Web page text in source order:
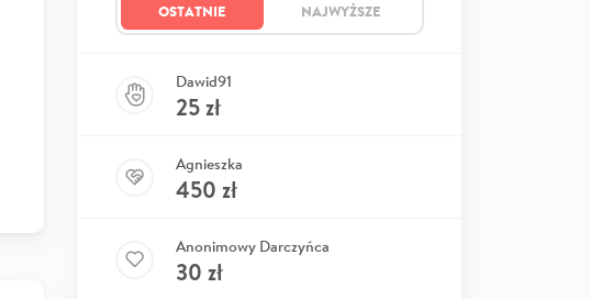
OSTATNIE NAJWYŻSZE
Dawid91
25zł
Agnieszka
450 zł
Anonimowy Darczyńca
30 zł